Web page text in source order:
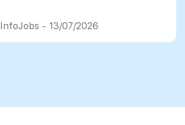
InfoJobs - 13/07/2026